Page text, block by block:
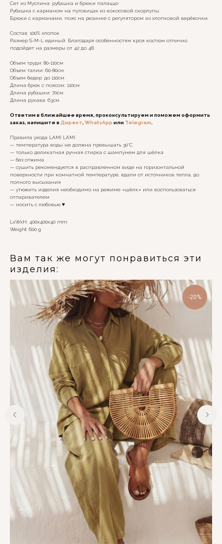
Сет из Муслина: рубашка и брюки палаццо
Рубашка с карманом на пуговицах из кокосовой скорлупы.
Брюки с карманами, пояс на резинке с регулятором из хлопковой верёвочки.
Состав: 100% хлопок
Размер S-M-L единый. Благодаря особенностям кроя костюм отлично
подойдет на размеры от 42 до 48.
Объем груди: 80-110см
Объем талии: 60-80см
Объем бедер: до 110см
Длина брюк с поясом: 110см
Длина рубашки: 70см
Длина рукава: 63см
Ответим в ближайшее время, проконсультируем и поможем оформить
заказ, напишите в Директ WhatsApp или Telegram
Правила ухода LAMI LAMI
— температура воды не должна превышать 30°C
— только деликатная ручная стирка с шампунем для шёлка
— без отжима
— сушить рекомендуется в расправленном виде на горизонтальной
поверхности при комнатной температуре, вдали от источников тепла, до
полного высыхания
— утюжить изделия необходимо на режиме «шёлк» или воспользоваться
отпаривателем
— носить с любовью ♥️
LxWxH: 400x400x40 mm
Weight: 600 g
Вам так же могут понравиться эти
изделия:
-20%